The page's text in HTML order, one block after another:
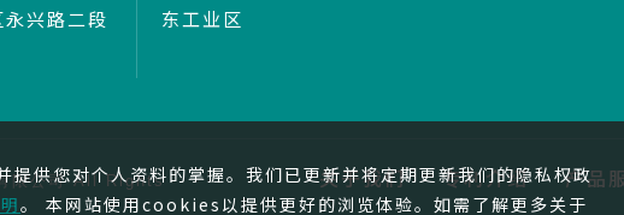
兴路二段
东工业区
限公司All Rights
关于我们 专利介绍 产品
供您对个人资料的掌握。我们已更新并将定期更新我们的隐私权政
。 本网站使用cookies以提供更好的浏览体验。如需了解更多关于